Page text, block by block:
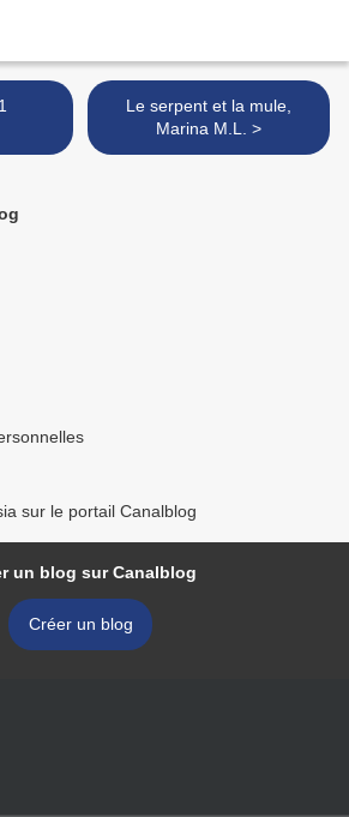
Le serpent et la mule,
Marina M.L. >
sur le portail Canalblog
un blog sur Canalblog
Créer un blog